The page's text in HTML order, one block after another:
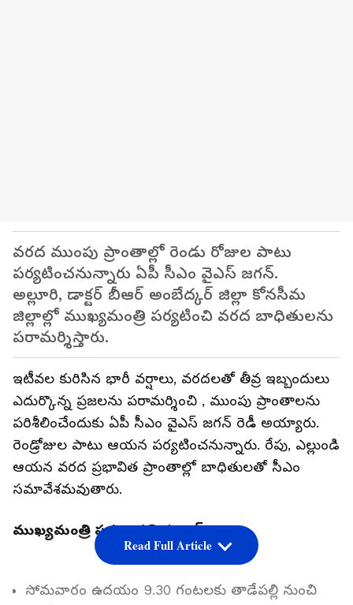
వరద ముంపు ప్రాంతాల్లో రెండు రోజుల పాటు
పర్యటించనున్నారు ఏపీ సీఎం వైఎస్ జగన్.
అల్లూరి, డాక్టర్ బీఆర్ అంబేద్కర్ జిల్లా కోనసీమ
జిల్లాల్లో ముఖ్యమంత్రి పర్యటించి వరద బాధితులను
పరామర్శిస్తారు.
ఇటీవల కురిసిన భారీ వర్షాలు, వరదలతో తీవ్ర ఇబ్బందులు
ఎదుర్కొన్న ప్రజలను పరామర్శించి , ముంపు ప్రాంతాలను
పరిశీలించేందుకు ఏపీ సీఎం వైఎస్ జగన్ రెడీ అయ్యారు.
రెండ్రోజుల పాటు ఆయన పర్యటించనున్నారు. రేపు, ఎల్లుండి
ఆయన వరద ప్రభావిత ప్రాంతాల్లో బాధితులతో సీఎం
సమావేశమవుతారు.
ముఖ్యమంత్రి పర్యటన షెడ్యూల్ :
సోమవారం ఉదయం 9.30 గంటలకు తాడేపల్లి నుంచి
Read Full Article